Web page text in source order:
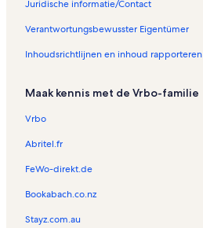
Juridische informatie/Contact
Verantwortungsbewusster Eigentümer
Inhoudsrichtlijnen en inhoud rapporteren
Maak kennis met de Vrbo-familie
Vrbo
Abritel.fr
FeWo-direkt.de
Bookabach.co.nz
Stayz.com.au